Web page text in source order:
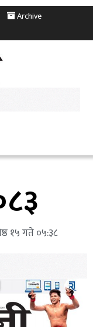
Archive
१५ गते ०५:३८